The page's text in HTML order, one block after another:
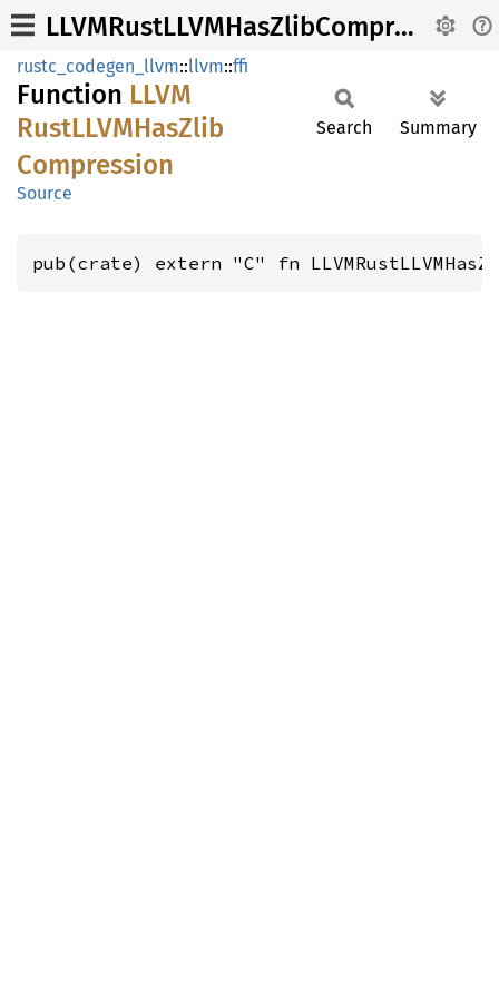
LLVMRustLLVMHasZlibCompression
rustc_codegen_llvm::llvm::ffi
Function LLVM
RustLLVMHasZlib
Compression
Source
Search Summary
pub(crate) extern "C" fn